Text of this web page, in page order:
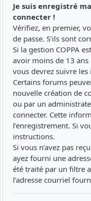
Je suis enregistré
connecter !
Vérifiez, en premier,
de passe. S’ils sont
Si la gestion COPPA
avoir moins de 13 ans
vous devrez suivre
Certains forums
nouvelle création de
ou par un
connecter. Cette
l’enregistrement. Si
instructions.
Si vous n’avez pas
ayez fourni une
été traité par un filtre
l’adresse courriel